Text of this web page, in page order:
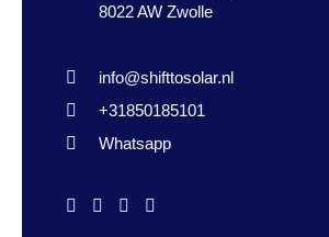
8022 AW Zwolle
info@shifttosolar.nl
+31850185101
Whatsapp